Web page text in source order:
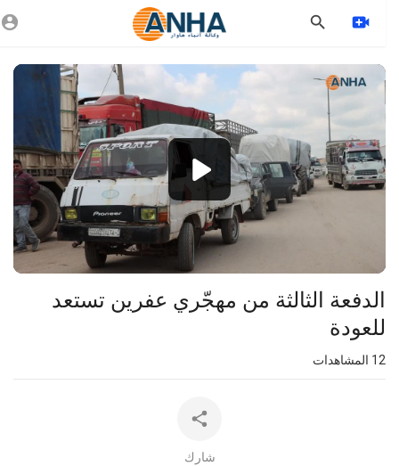
Video
Player
360p
240p
auto
الدفعة الثالثة من مهجّري عفرين تستعد
للعودة
المشاهدات
شارك